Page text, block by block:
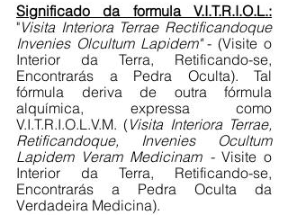
Significado da formula V.I.T.R.I.O.L.:
"Visita Interiora Terrae Rectificandoque
Invenies Olcultum Lapidem" - (Visite o
Interior da Terra, Retificando-se,
Encontrarás a Pedra Oculta). Tal
fórmula deriva de outra fórmula
alquímica, expressa como
V.I.T.R.I.O.L.V.M. (Visita Interiora Terrae,
Retificandoque, Invenies Ocultum
Lapidem Veram Medicinam - Visite o
Interior da Terra, Retificando-se,
Encontrarás a Pedra Oculta da
Verdadeira Medicina).